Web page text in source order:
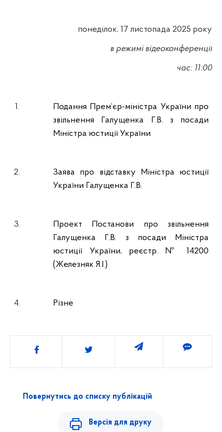
понеділок, 17 листопада 2025 року
в режимі відеоконференції
час: 11:00
1.
Подання Прем’єр-міністра України про
звільнення Галущенка Г.В. з посади
Міністра юстиції України
2.
Заява про відставку Міністра юстиції
України Галущенка Г.В.
3.
Проект Постанови про звільнення
Галущенка Г.В. з посади Міністра
юстиції України, реєстр. № 14200
(Железняк Я.І.)
4. Різне
Поділитись
Повернутись до списку публікацій
Версія для друку